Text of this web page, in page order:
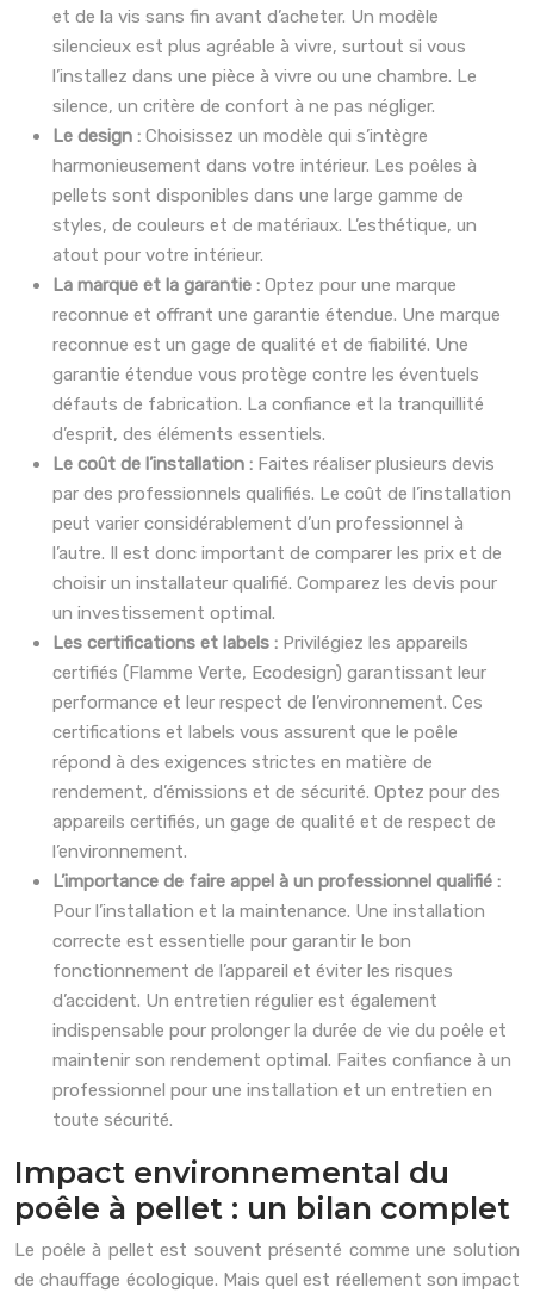
et de la vis sans fin avant d’acheter. Un modèle
silencieux est plus agréable à vivre, surtout si vous
l’installez dans une pièce à vivre ou une chambre. Le
silence, un critère de confort à ne pas négliger.
Le design : Choisissez un modèle qui s’intègre
harmonieusement dans votre intérieur. Les poêles à
pellets sont disponibles dans une large gamme de
styles, de couleurs et de matériaux. L’esthétique, un
atout pour votre intérieur.
La marque et la garantie : Optez pour une marque
reconnue et offrant une garantie étendue. Une marque
reconnue est un gage de qualité et de fiabilité. Une
garantie étendue vous protège contre les éventuels
défauts de fabrication. La confiance et la tranquillité
d’esprit, des éléments essentiels.
Le coût de l’installation : Faites réaliser plusieurs devis
par des professionnels qualifiés. Le coût de l’installation
peut varier considérablement d’un professionnel à
l’autre. Il est donc important de comparer les prix et de
choisir un installateur qualifié. Comparez les devis pour
un investissement optimal.
Les certifications et labels : Privilégiez les appareils
certifiés (Flamme Verte, Ecodesign) garantissant leur
performance et leur respect de l’environnement. Ces
certifications et labels vous assurent que le poêle
répond à des exigences strictes en matière de
rendement, d’émissions et de sécurité. Optez pour des
appareils certifiés, un gage de qualité et de respect de
l’environnement.
L’importance de faire appel à un professionnel qualifié :
Pour l’installation et la maintenance. Une installation
correcte est essentielle pour garantir le bon
fonctionnement de l’appareil et éviter les risques
d’accident. Un entretien régulier est également
indispensable pour prolonger la durée de vie du poêle et
maintenir son rendement optimal. Faites confiance à un
professionnel pour une installation et un entretien en
toute sécurité.
Impact environnemental du
poêle à pellet : un bilan complet
Le poêle à pellet est souvent présenté comme une solution
de chauffage écologique. Mais quel est réellement son impact